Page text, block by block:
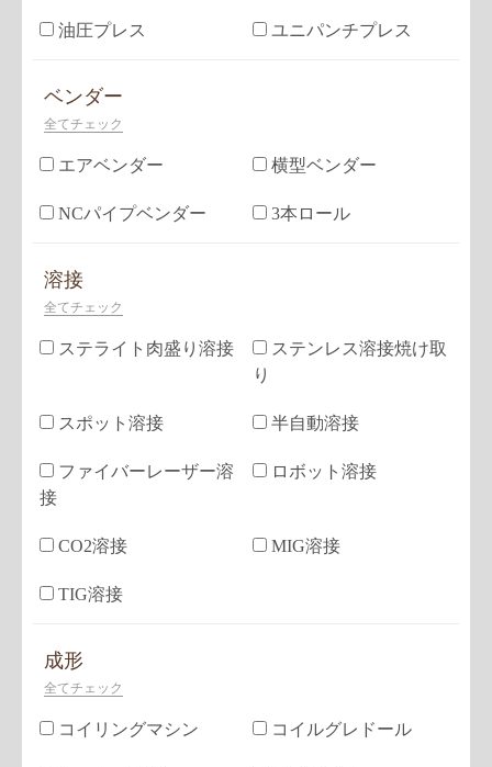
油圧プレス ユニパンチプレス
ベンダー
全てチェック
エアベンダー 横型ベンダー
NCパイプベンダー 3本ロール
溶接
全てチェック
ステライト肉盛り溶接
ステンレス溶接焼け取
り
スポット溶接 半自動溶接
ファイバーレーザー溶
接
ロボット溶接
CO2溶接 MIG溶接
TIG溶接
成形
全てチェック
コイリングマシン コイルグレドール